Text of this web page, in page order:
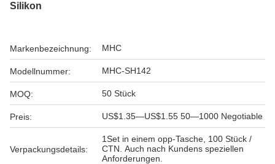
Silikon
Markenbezeichnung: MHC
Modellnummer: MHC-SH142
MOQ: 50 Stück
Preis: US$1.35—US$1.55 50—1000 Negotiable
Verpackungsdetails:
1Set in einem opp-Tasche, 100 Stück /
CTN. Auch nach Kundens speziellen
Anforderungen.